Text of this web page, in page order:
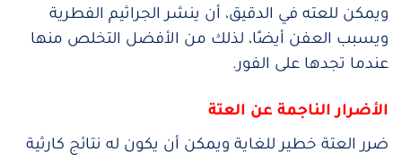
ويمكن للعته في الدقيق، أن ينشر الجراثيم الفطرية
ويسبب العفن أيضًا، لذلك من الأفضل التخلص منها
عندما تجدها على الفور.
الأضرار الناجمة عن العتة
ضرر العتة خطير للغاية ويمكن أن يكون له نتائج كارثية